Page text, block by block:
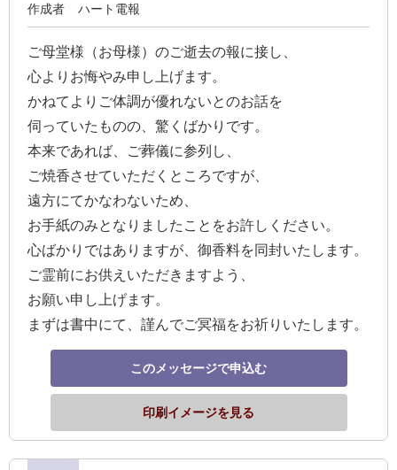
ご
利
用
ガ
イ
ド
ュ
Q&A
み
ん
作成者 ハート電報
ご母堂様（お母様）のご逝去の報に接し、
心よりお悔やみ申し上げます。
かねてよりご体調が優れないとのお話を
伺っていたものの、驚くばかりです。
本来であれば、ご葬儀に参列し、
ご焼香させていただくところですが、
遠方にてかなわないため、
お手紙のみとなりましたことをお許しください。
心ばかりではありますが、御香料を同封いたします。
ご霊前にお供えいただきますよう、
お願い申し上げます。
まずは書中にて、謹んでご冥福をお祈りいたします。
このメッセージで申込む
印刷イメージを見る